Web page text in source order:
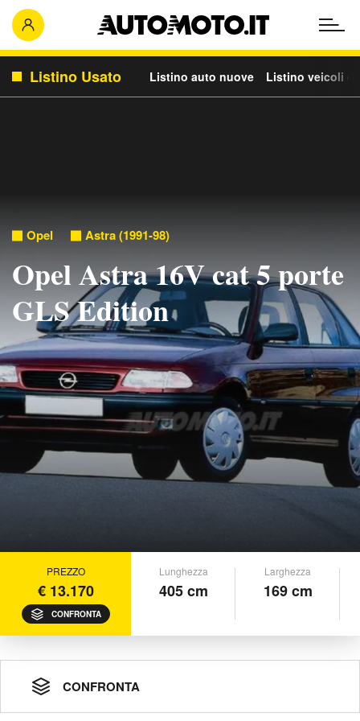
Listino Usato Listino auto nuove Listino veicoli
Opel Astra (1991-98)
Opel Astra 16V cat 5 porte
GLS Edition
PREZZO
€ 13.170
CONFRONTA
Lunghezza
405 cm
Larghezza
169 cm
CONFRONTA